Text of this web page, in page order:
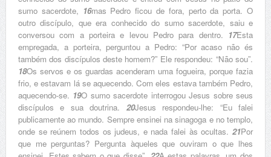
sumo sacerdote, 16mas Pedro ficou de fora, perto da porta. O
outro discípulo, que era conhecido do sumo sacerdote, saiu e
conversou com a porteira e levou Pedro para dentro. 17Esta
empregada, a porteira, perguntou a Pedro: “Por acaso não és
também dos discípulos deste homem?” Ele respondeu: “Não sou”.
18Os servos e os guardas acenderam uma fogueira, porque fazia
frio, e estavam lá se aquecendo. Com eles estava também Pedro,
aquecendo-se. 19O sumo sacerdote interrogou Jesus sobre seus
discípulos e sua doutrina. 20Jesus respondeu-lhe: “Eu falei
publicamente ao mundo. Sempre ensinei na sinagoga e no templo,
onde se reúnem todos os judeus, e nada falei às ocultas.21Por
que me perguntas? Pergunta àqueles que ouviram o que lhes